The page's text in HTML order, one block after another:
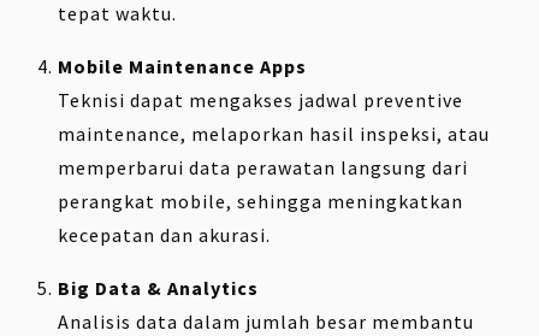
tepat waktu.
Mobile Maintenance Apps
Teknisi dapat mengakses jadwal preventive
maintenance, melaporkan hasil inspeksi, atau
memperbarui data perawatan langsung dari
perangkat mobile, sehingga meningkatkan
kecepatan dan akurasi.
Big Data & Analytics
Analisis data dalam jumlah besar membantu